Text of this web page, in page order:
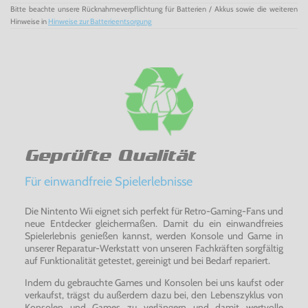
Bitte beachte unsere Rücknahmeverpflichtung für Batterien / Akkus sowie die weiteren
Hinweise in Hinweise zur Batterieentsorgung
Geprüfte Qualität
Für einwandfreie Spielerlebnisse
Die Nintento Wii eignet sich perfekt für Retro-Gaming-Fans und
neue Entdecker gleichermaßen. Damit du ein einwandfreies
Spielerlebnis genießen kannst, werden Konsole und Game in
unserer Reparatur-Werkstatt von unseren Fachkräften sorgfältig
auf Funktionalität getestet, gereinigt und bei Bedarf repariert.
Indem du gebrauchte Games und Konsolen bei uns kaufst oder
verkaufst, trägst du außerdem dazu bei, den Lebenszyklus von